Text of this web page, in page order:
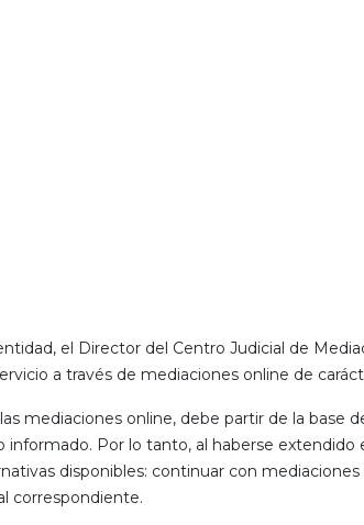
el Director del Centro Judicial de
a través de mediaciones online de
mediaciones online, debe partir de la base
Por lo tanto, al haberse
disponibles: continuar con
correspondiente.